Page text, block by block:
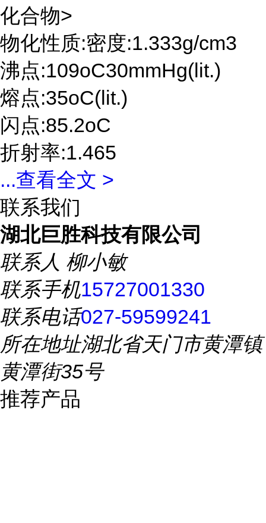
化合物>
物化性质:密度:1.333g/cm3
沸点:109oC30mmHg(lit.)
熔点:35oC(lit.)
闪点:85.2oC
折射率:1.465
...查看全文 >
联系我们
湖北巨胜科技有限公司
联系人 柳小敏
联系手机15727001330
联系电话027-59599241
所在地址湖北省天门市黄潭镇
黄潭街35号
推荐产品